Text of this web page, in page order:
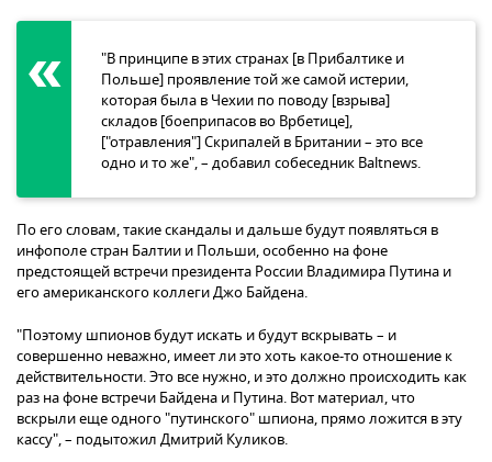
"В принципе в этих странах [в Прибалтике и
Польше] проявление той же самой истерии,
которая была в Чехии по поводу [взрыва]
складов [боеприпасов во Врбетице],
["отравления"] Скрипалей в Британии – это все
одно и то же", – добавил собеседник Baltnews.
По его словам, такие скандалы и дальше будут появляться в
инфополе стран Балтии и Польши, особенно на фоне
предстоящей встречи президента России Владимира Путина и
его американского коллеги Джо Байдена.
"Поэтому шпионов будут искать и будут вскрывать – и
совершенно неважно, имеет ли это хоть какое-то отношение к
действительности. Это все нужно, и это должно происходить как
раз на фоне встречи Байдена и Путина. Вот материал, что
вскрыли еще одного "путинского" шпиона, прямо ложится в эту
кассу", – подытожил Дмитрий Куликов.